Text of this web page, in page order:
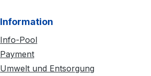
Information
Info-Pool
Payment
Umwelt und Entsorgung